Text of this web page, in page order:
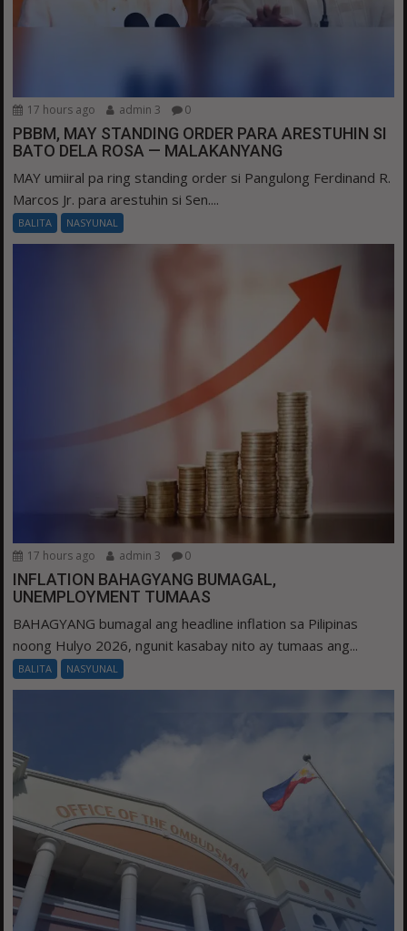
17 hours ago admin 3 0
PBBM, MAY STANDING ORDER PARA ARESTUHIN SI
BATO DELA ROSA — MALAKANYANG
MAY umiiral pa ring standing order si Pangulong Ferdinand R.
Marcos Jr. para arestuhin si Sen....
BALITA NASYUNAL
17 hours ago admin 3 0
INFLATION BAHAGYANG BUMAGAL,
UNEMPLOYMENT TUMAAS
BAHAGYANG bumagal ang headline inflation sa Pilipinas
noong Hulyo 2026, ngunit kasabay nito ay tumaas ang...
BALITA NASYUNAL